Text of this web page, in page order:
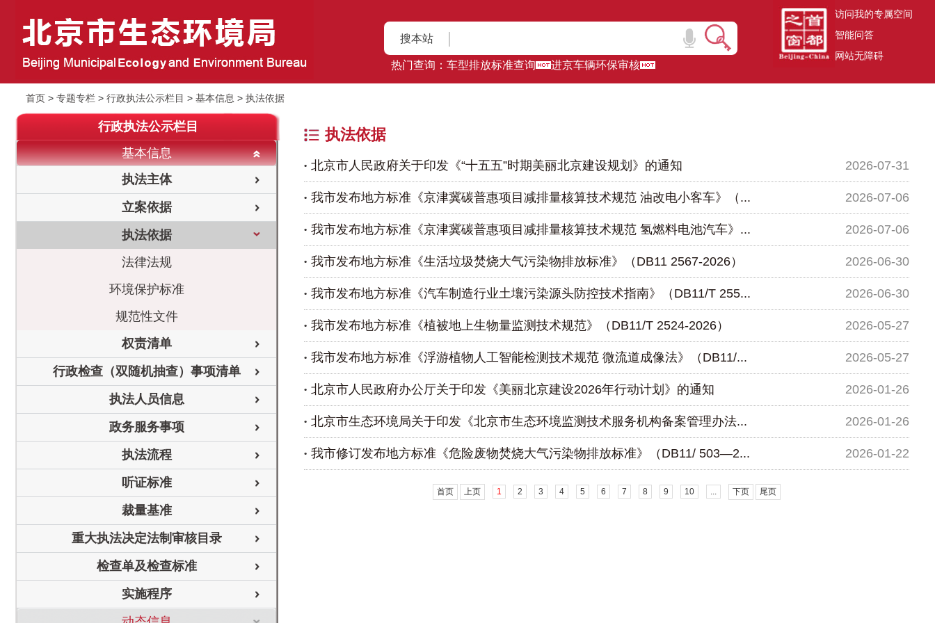
搜本站
热门查询： 车型排放标准查询 进京车辆环保审核
访问我的专属空间
智能问答
网站无障碍
首页 > 专题专栏 > 行政执法公示栏目 > 基本信息 > 执法依据
行政执法公示栏目
基本信息
执法主体
立案依据
执法依据
法律法规
环境保护标准
规范性文件
权责清单
行政检查（双随机抽查）事项清单
执法人员信息
政务服务事项
执法流程
听证标准
裁量基准
重大执法决定法制审核目录
检查单及检查标准
实施程序
执法依据
2026-07-31
北京市人民政府关于印发《“十五五”时期美丽北京建设规划》的通知
2026-07-06
我市发布地方标准《京津冀碳普惠项目减排量核算技术规范 油改电小客车》（...
2026-07-06
我市发布地方标准《京津冀碳普惠项目减排量核算技术规范 氢燃料电池汽车》...
2026-06-30
我市发布地方标准《生活垃圾焚烧大气污染物排放标准》（DB11 2567-2026）
2026-06-30
我市发布地方标准《汽车制造行业土壤污染源头防控技术指南》（DB11/T 255...
2026-05-27
我市发布地方标准《植被地上生物量监测技术规范》（DB11/T 2524-2026）
2026-05-27
我市发布地方标准《浮游植物人工智能检测技术规范 微流道成像法》（DB11/...
2026-01-26
北京市人民政府办公厅关于印发《美丽北京建设2026年行动计划》的通知
2026-01-26
北京市生态环境局关于印发《北京市生态环境监测技术服务机构备案管理办法...
2026-01-22
我市修订发布地方标准《危险废物焚烧大气污染物排放标准》（DB11/ 503—2...
首页 上页 1 2 3 4 5 6 7 8 9 10 ... 下页 尾页